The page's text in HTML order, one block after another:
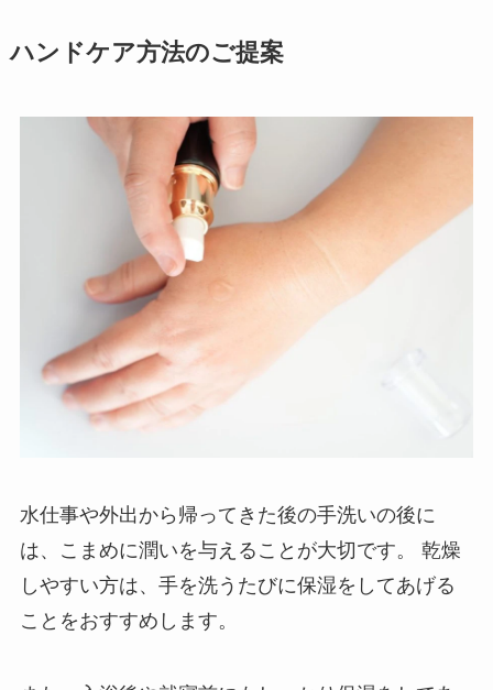
ハンドケア方法のご提案
水仕事や外出から帰ってきた後の手洗いの後に
は、こまめに潤いを与えることが大切です。 乾燥
しやすい方は、手を洗うたびに保湿をしてあげる
ことをおすすめします。